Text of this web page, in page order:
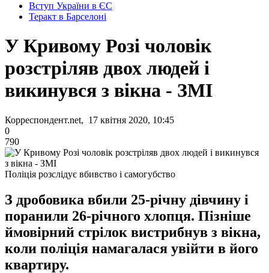
Вступ України в ЄС
Теракт в Барселоні
У Кривому Розі чоловік
розстріляв двох людей і
викинувся з вікна - ЗМІ
Корреспондент.net, 17 квітня 2020, 10:45
0
790
Поліція розслідує вбивство і самогубство
З дробовика вбили 25-річну дівчину і
поранили 26-річного хлопця. Пізніше
ймовірний стрілок вистрибнув з вікна,
коли поліція намагалася увійти в його
квартиру.